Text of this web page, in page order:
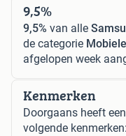
9,5%
9,5% van alle
de categorie
afgelopen week
Kenmerken
Doorgaans heeft een
volgende kenmerken: